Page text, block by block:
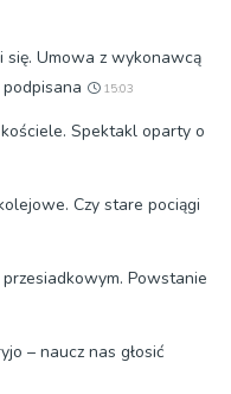
Umowa z wykonawcą
15:03
Spektakl oparty o
Czy stare pociągi
Powstanie
– naucz nas głosić